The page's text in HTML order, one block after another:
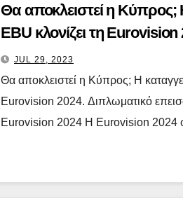
Θα αποκλειστεί η Κύπρος;
EBU κλονίζει τη Eurovision
JUL 29, 2023
Θα αποκλειστεί η Κύπρος; Η
Eurovision 2024. Διπλωματικό
Eurovision 2024 Η Eurovision 2024